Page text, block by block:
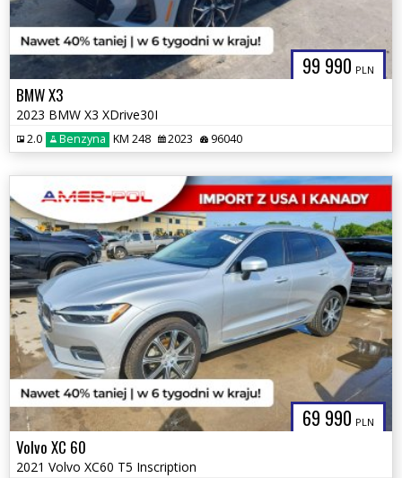
99 990 PLN
BMW X3
2023 BMW X3 XDrive30I
2.0 Benzyna KM 248 2023 96040
69 990 PLN
Volvo XC 60
2021 Volvo XC60 T5 Inscription